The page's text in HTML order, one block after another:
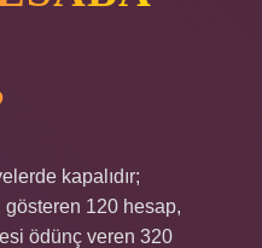
kapalıdır;
120 hesap,
ödünç veren 320